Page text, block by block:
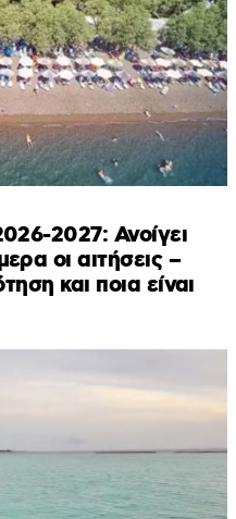
2027: Ανοίγει
οι αιτήσεις –
και ποια είναι